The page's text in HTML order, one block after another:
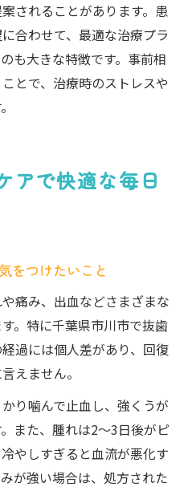
されることがあります。患
合わせて、最適な治療プラ
も大きな特徴です。事前相
とで、治療時のストレスや
アで快適な毎日
をつけたいこと
痛み、出血などさまざまな
。特に千葉県市川市で抜歯
過には個人差があり、回復
えません。
り噛んで止血し、強くうが
また、腫れは2～3日後がピ
やしすぎると血流が悪化す
が強い場合は、処方された